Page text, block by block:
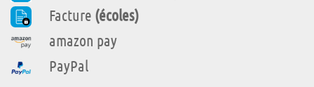
Facture (écoles)
amazon pay
PayPal